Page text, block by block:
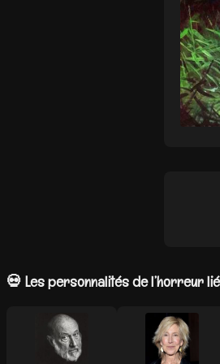
💀 Les personnalités de l’horreur